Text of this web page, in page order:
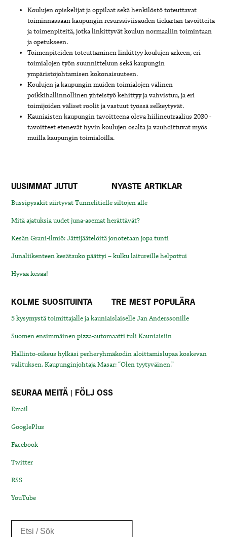
Koulujen opiskelijat ja oppilaat sekä henkilöstö toteuttavat
toiminnassaan kaupungin resurssiviisauden tiekartan tavoitteita
ja toimenpiteitä, jotka linkittyvät koulun normaaliin toimintaan
ja opetukseen.
Toimenpiteiden toteuttaminen linkittyy koulujen arkeen, eri
toimialojen työn suunnitteluun sekä kaupungin
ympäristöjohtamisen kokonaisuuteen.
Koulujen ja kaupungin muiden toimialojen välinen
poikkihallinnollinen yhteistyö kehittyy ja vahvistuu, ja eri
toimijoiden väliset roolit ja vastuut työssä selkeytyvät.
Kauniaisten kaupungin tavoitteena oleva hiilineutraalius 2030 -
tavoitteet etenevät hyvin koulujen osalta ja vauhdittuvat myös
muilla kaupungin toimialoilla.
UUSIMMAT JUTUT NYASTE ARTIKLAR
Bussipysäkit siirtyvät Tunnelitielle siltojen alle
Mitä ajatuksia uudet juna-asemat herättävät?
Kesän Grani-ilmiö: Jättijäätelöitä jonotetaan jopa tunti
Junaliikenteen kesätauko päättyi – kulku laitureille helpottui
Hyvää kesää!
KOLME SUOSITUINTA TRE MEST POPULÄRA
5 kysymystä toimittajalle ja kauniaislaiselle Jan Anderssonille
Suomen ensimmäinen pizza-automaatti tuli Kauniaisiin
Hallinto-oikeus hylkäsi perheryhmäkodin aloittamislupaa koskevan
valituksen. Kaupunginjohtaja Masar: “Olen tyytyväinen.”
SEURAA MEITÄ | FÖLJ OSS
Email
GooglePlus
Facebook
Twitter
RSS
YouTube